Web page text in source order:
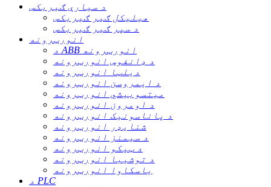
د سیارې ګیربکس
هیلیکل ګیر ګیربکس
د سپر ګیر ګیربکس
انورټرونه
د ABB انورټرونه
د ډانفوس انورټرونه
دیلټا انورټرونه
د ایمروسن انورټرونه
میتسوبیشي انورټرونه
د اومرون انورټرونه
د پاناسونیک انورټرونه
شنایډر انورټرونه
د سیمنز انورټرونه
د ټیکو انورټرونه
د توشیبا انورټرونه
یاسکاوا انورټرونه
د PLC